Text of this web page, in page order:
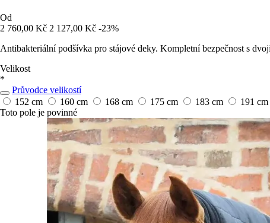
Od
2 760,00 Kč 2 127,00 Kč -23%
Antibakteriální podšívka pro stájové deky. Kompletní bezpečnost s
Velikost
*
Průvodce velikostí
152 cm
160 cm 168 cm 175 cm 183 cm 191 cm
Toto pole je povinné